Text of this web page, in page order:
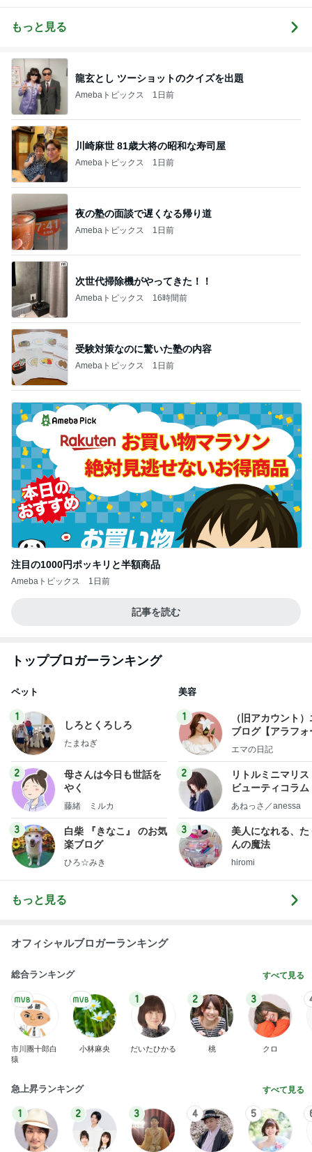
もっと見る
龍玄とし ツーショットのクイズを出題
Amebaトピックス 1日前
川崎麻世 81歳大将の昭和な寿司屋
Amebaトピックス 1日前
夜の塾の面談で遅くなる帰り道
Amebaトピックス 1日前
次世代掃除機がやってきた！！
Amebaトピックス 16時間前
受験対策なのに驚いた塾の内容
Amebaトピックス 1日前
注目の1000円ポッキリと半額商品
Amebaトピックス 1日前
記事を読む
トップブロガーランキング
ペット
1
しろとくろしろ
たまねぎ
2
母さんは今日も世話を
やく
藤緒 ミルカ
3
白柴 『きなこ』 のお気
楽ブログ
ひろ☆みき
美容
1
（旧アカウント
ブログ【アラフォ
社売却セカンドラ
エマの日記
2
リトルミニマリス
ビューティコラ
little
あねっさ／anessa
3
美人になれる、た
んの魔法
hiromi
もっと見る
オフィシャルブロガーランキング
総合ランキング すべて見る
市川團十郎白
猿
小林麻央
1
だいたひかる
2
桃
3
クロ
急上昇ランキング すべて見る
1 2 3 4 5